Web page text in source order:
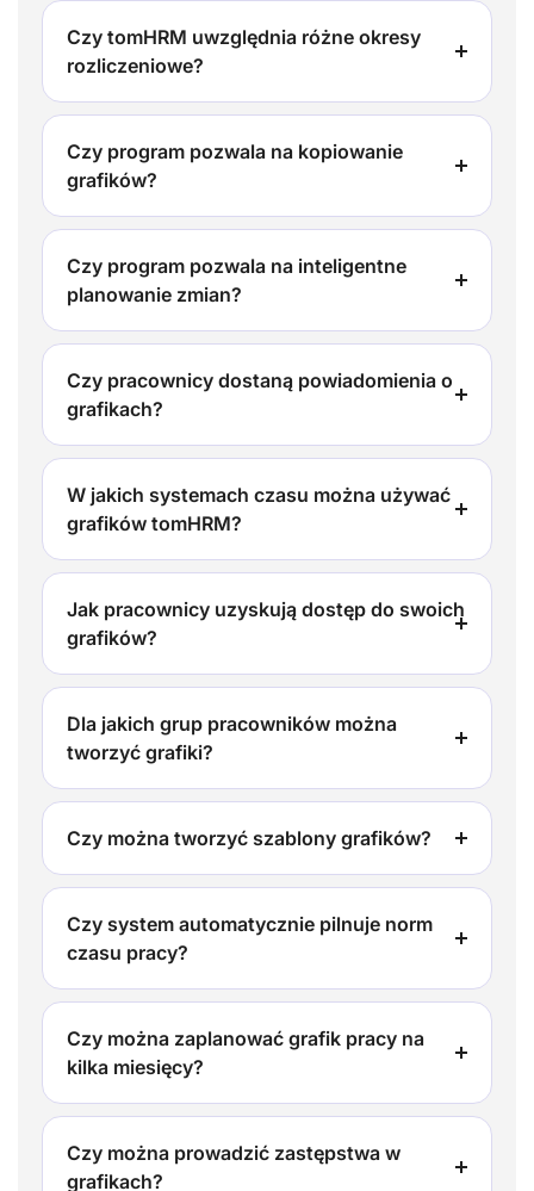
Czy tomHRM uwzględnia różne okresy
rozliczeniowe?
Czy program pozwala na kopiowanie
grafików?
Czy program pozwala na inteligentne
planowanie zmian?
Czy pracownicy dostaną powiadomienia o
grafikach?
W jakich systemach czasu można używać
grafików tomHRM?
Jak pracownicy uzyskują dostęp do swoich
grafików?
Dla jakich grup pracowników można
tworzyć grafiki?
Czy można tworzyć szablony grafików?
Czy system automatycznie pilnuje norm
czasu pracy?
Czy można zaplanować grafik pracy na
kilka miesięcy?
Czy można prowadzić zastępstwa w
grafikach?